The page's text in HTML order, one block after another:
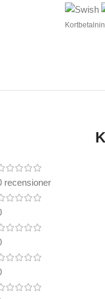
recensioner